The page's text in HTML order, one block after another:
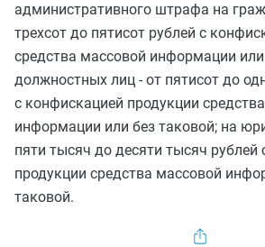
административного штрафа на
трехсот до пятисот рублей с
средства массовой информации или
должностных лиц - от пятисот до
с конфискацией продукции
информации или без таковой; на
пяти тысяч до десяти тысяч рублей
продукции средства массовой
таковой.